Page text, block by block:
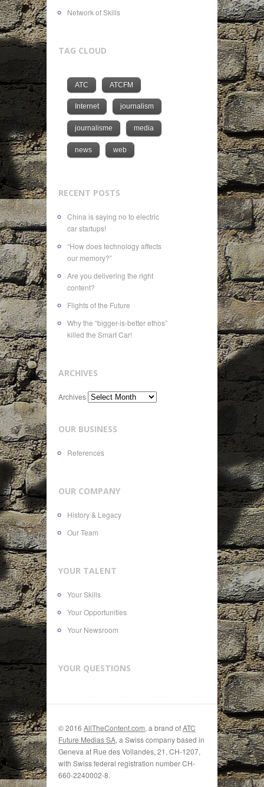
Network of Skills
TAG CLOUD
ATC ATCFM
Internet journalism
journalisme media
news web
RECENT POSTS
China is saying no to electric
car startups!
“How does technology affects
our memory?”
Are you delivering the right
content?
Flights of the Future
Why the “bigger-is-better ethos”
killed the Smart Car!
ARCHIVES
Archives
OUR BUSINESS
References
OUR COMPANY
History & Legacy
Our Team
YOUR TALENT
Your Skills
Your Opportunities
Your Newsroom
YOUR QUESTIONS
© 2016 AllTheContent.com, a brand ofATC
Future Medias SA, a Swiss company based in
Geneva at Rue des Vollandes, 21, CH-1207,
with Swiss federal registration number CH-
660-2240002-8.